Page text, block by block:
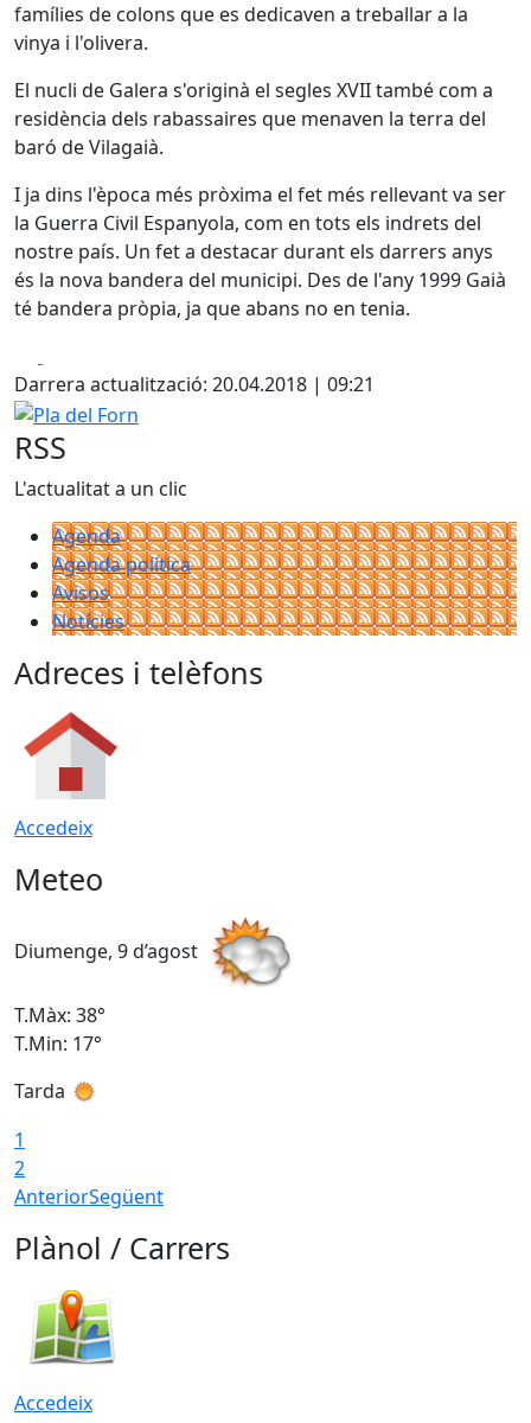
famílies de colons que es dedicaven a treballar a la
vinya i l'olivera.
El nucli de Galera s'originà el segles XVII també com a
residència dels rabassaires que menaven la terra del
baró de Vilagaià.
I ja dins l'època més pròxima el fet més rellevant va ser
la Guerra Civil Espanyola, com en tots els indrets del
nostre país. Un fet a destacar durant els darrers anys
és la nova bandera del municipi. Des de l'any 1999 Gaià
té bandera pròpia, ja que abans no en tenia.
Darrera actualització: 20.04.2018 | 09:21
Pla del Forn
RSS
L'actualitat a un clic
Agenda
Agenda política
Avisos
Notícies
Adreces i telèfons
Accedeix
Meteo
Diumenge, 9 d’agost
T.Màx: 38°
T.Min: 17°
Tarda
1
2
AnteriorSegüent
Plànol / Carrers
Accedeix